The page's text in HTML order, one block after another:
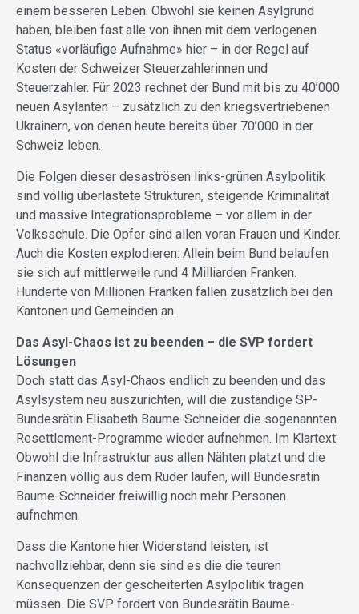
einem besseren Leben. Obwohl sie keinen Asylgrund
haben, bleiben fast alle von ihnen mit dem verlogenen
Status «vorläufige Aufnahme» hier – in der Regel auf
Kosten der Schweizer Steuerzahlerinnen und
Steuerzahler. Für 2023 rechnet der Bund mit bis zu 40’000
neuen Asylanten – zusätzlich zu den kriegsvertriebenen
Ukrainern, von denen heute bereits über 70’000 in der
Schweiz leben.
Die Folgen dieser desaströsen links-grünen Asylpolitik
sind völlig überlastete Strukturen, steigende Kriminalität
und massive Integrationsprobleme – vor allem in der
Volksschule. Die Opfer sind allen voran Frauen und Kinder.
Auch die Kosten explodieren: Allein beim Bund belaufen
sie sich auf mittlerweile rund 4 Milliarden Franken.
Hunderte von Millionen Franken fallen zusätzlich bei den
Kantonen und Gemeinden an.
Das Asyl-Chaos ist zu beenden – die SVP fordert
Lösungen
Doch statt das Asyl-Chaos endlich zu beenden und das
Asylsystem neu auszurichten, will die zuständige SP-
Bundesrätin Elisabeth Baume-Schneider die sogenannten
Resettlement-Programme wieder aufnehmen. Im Klartext:
Obwohl die Infrastruktur aus allen Nähten platzt und die
Finanzen völlig aus dem Ruder laufen, will Bundesrätin
Baume-Schneider freiwillig noch mehr Personen
aufnehmen.
Dass die Kantone hier Widerstand leisten, ist
nachvollziehbar, denn sie sind es die die teuren
Konsequenzen der gescheiterten Asylpolitik tragen
müssen. Die SVP fordert von Bundesrätin Baume-